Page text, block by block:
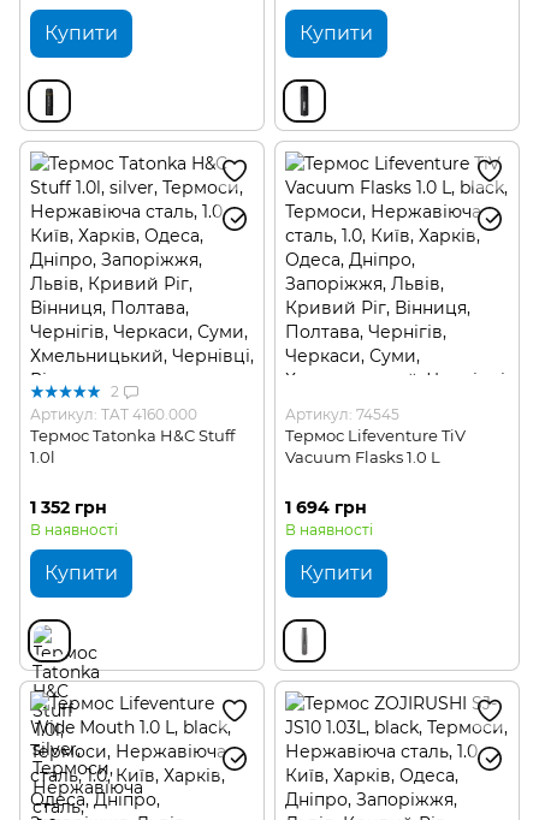
Купити Купити
2
Артикул: TAT 4160.000
Термос Tatonka H&C Stuff
1.0l
1 352 грн
В наявності
Купити
Артикул: 74545
Термос Lifeventure TiV
Vacuum Flasks 1.0 L
1 694 грн
В наявності
Купити